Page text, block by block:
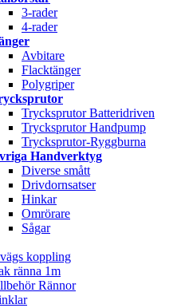
3-rader
4-rader
Avbitare
Flacktänger
Polygriper
Trycksprutor Batteridriven
Trycksprutor Handpump
Trycksprutor-Ryggburna
Handverktyg
Diverse smått
Drivdornsatser
Hinkar
Omrörare
Sågar
koppling
ränna 1m
Rännor